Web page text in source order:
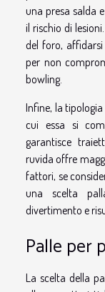
una presa salda
il rischio di
del foro,
per non
bowling.
Infine, la
cui essa si
garantisce
ruvida offre
fattori, se
una scelta
divertimento e
Palle per
La scelta della